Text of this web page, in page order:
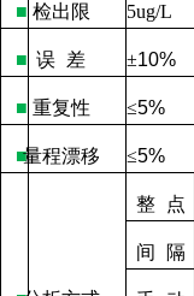
■ 检出限 5ug/L
■ 误 差 ±10%
■ 重复性 ≤5%
■量程漂移 ≤5%
整 点
间 隔